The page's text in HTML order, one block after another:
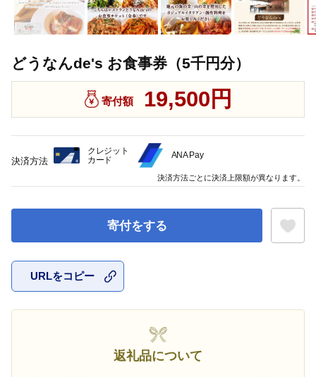
どうなんde's お食事券（5千円分）
寄付額 19,500円
寄付をする
URLをコピー
返礼品について
決済方法
クレジット
カード
ANA Pay
決済方法ごとに決済上限額が異なります。